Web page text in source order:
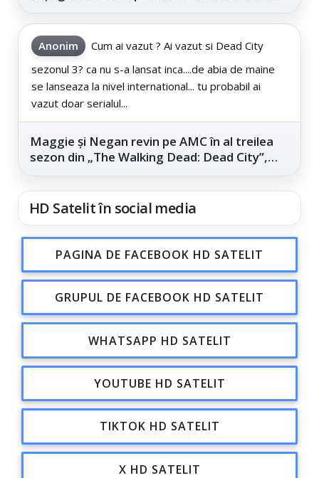
Anonim
Cum ai vazut ? Ai vazut si Dead City
sezonul 3? ca nu s-a lansat inca....de abia de maine
se lanseaza la nivel international... tu probabil ai
vazut doar serialul...
Maggie și Negan revin pe AMC în al treilea
sezon din „The Walking Dead: Dead City”,
HD Satelit în social media
PAGINA DE FACEBOOK HD SATELIT
GRUPUL DE FACEBOOK HD SATELIT
WHATSAPP HD SATELIT
YOUTUBE HD SATELIT
TIKTOK HD SATELIT
X HD SATELIT